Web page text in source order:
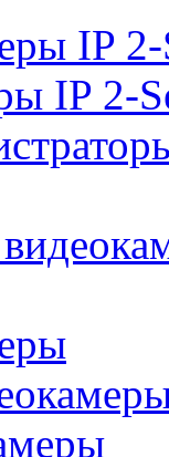
IP 2-
IP 2-